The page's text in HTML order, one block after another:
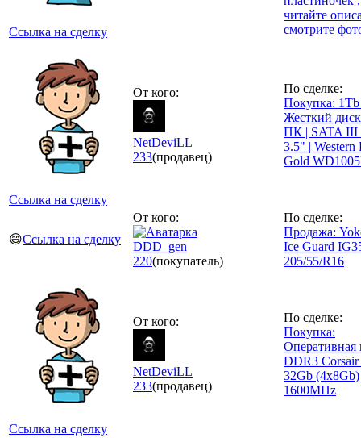
Ссылка на сделку
читайте
смотрите
Ссылка на сделку
От кого:
NetDeviLL
233(продавец)
По сделке:
Покупка: 1Tb
Жесткий
ПК | SATA III
3.5" | Western
Gold
😄Ссылка на сделку
От кого:
DDD_gen
220(покупатель)
По сделке:
Продажа:
Ice Guard
205/55/R16
Ссылка на сделку
От кого:
NetDeviLL
233(продавец)
По сделке:
Покупка:
Оперативная
DDR3
32Gb (4x8Gb)
1600MHz